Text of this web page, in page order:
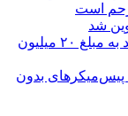
است
شد
کاهش موالید در کشور / شارژ کارت امید به مبلغ ۲۰ میلیون
پیس‌میکرهای بدون